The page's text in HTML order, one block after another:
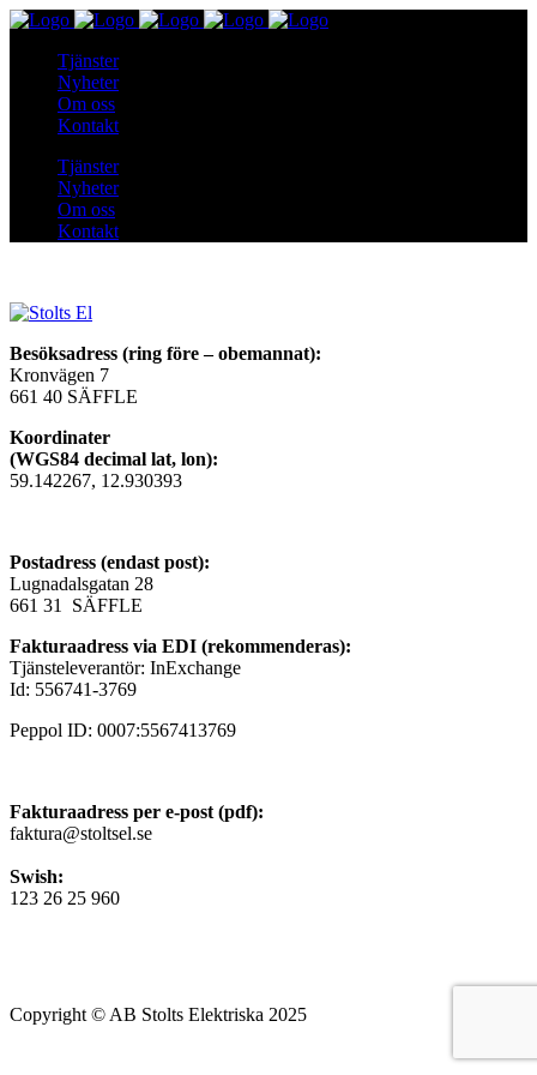
Tjänster
Nyheter
Om oss
Kontakt
Tjänster
Nyheter
Om oss
Kontakt
Besöksadress (ring före – obemannat):
Kronvägen 7
661 40 SÄFFLE
Koordinater
(WGS84 decimal lat, lon):
59.142267, 12.930393
Postadress (endast post):
Lugnadalsgatan 28
661 31 SÄFFLE
Fakturaadress via EDI (rekommenderas):
Tjänsteleverantör: InExchange
Id: 556741-3769
Peppol ID: 0007:5567413769
Fakturaadress per e-post (pdf):
faktura@stoltsel.se
Swish:
123 26 25 960
Copyright © AB Stolts Elektriska 2025